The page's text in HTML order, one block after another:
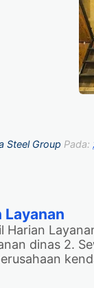
Steel Group Pada:
Layanan
Harian
dinas 2.